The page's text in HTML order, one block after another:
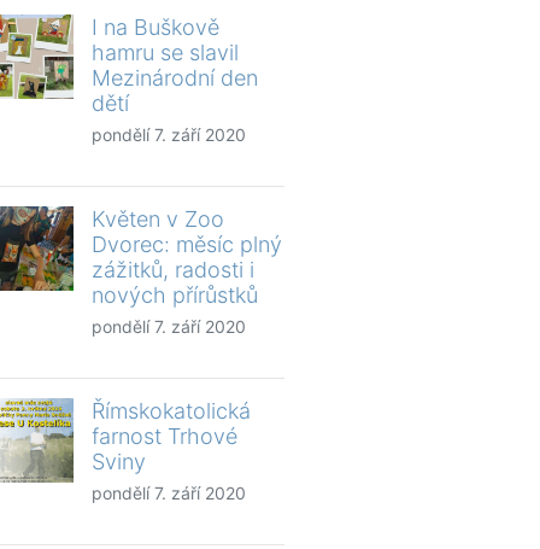
I na Buškově
hamru se slavil
Mezinárodní den
dětí
pondělí 7. září 2020
Květen v Zoo
Dvorec: měsíc plný
zážitků, radosti i
nových přírůstků
pondělí 7. září 2020
Římskokatolická
farnost Trhové
Sviny
pondělí 7. září 2020